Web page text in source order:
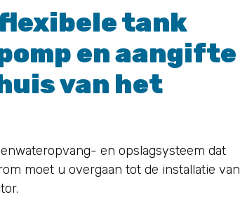
tank
en aangifte
van het
en opslagsysteem dat
moet u overgaan tot de installatie van